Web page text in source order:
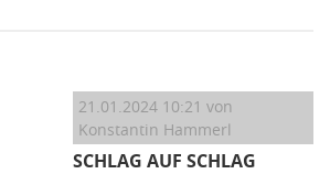
21.01.2024 10:21 von
Konstantin Hammerl
SCHLAG AUF SCHLAG